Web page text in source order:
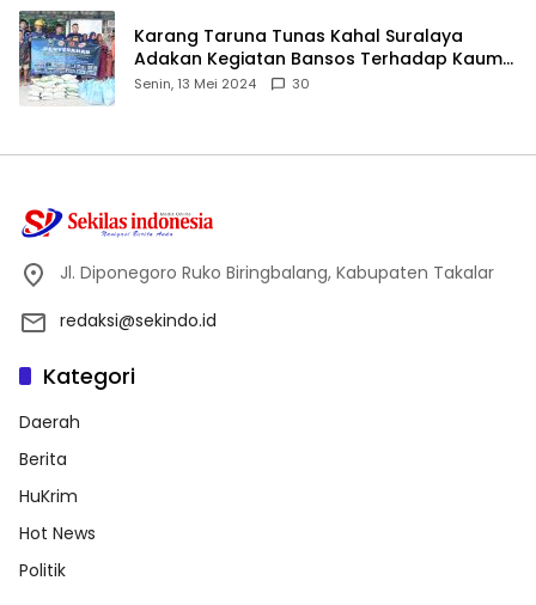
Karang Taruna Tunas Kahal Suralaya
Adakan Kegiatan Bansos Terhadap Kaum
Dhuafa dan Anak Yatim-Piatu
Senin, 13 Mei 2024 30
Jl. Diponegoro Ruko Biringbalang, Kabupaten Takalar
redaksi@sekindo.id
Kategori
Daerah
Berita
HuKrim
Hot News
Politik